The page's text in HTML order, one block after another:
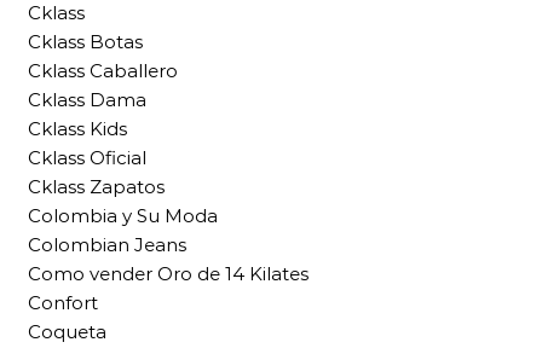
Cklass
Cklass Botas
Cklass Caballero
Cklass Dama
Cklass Kids
Cklass Oficial
Cklass Zapatos
Colombia y Su Moda
Colombian Jeans
Como vender Oro de 14 Kilates
Confort
Coqueta